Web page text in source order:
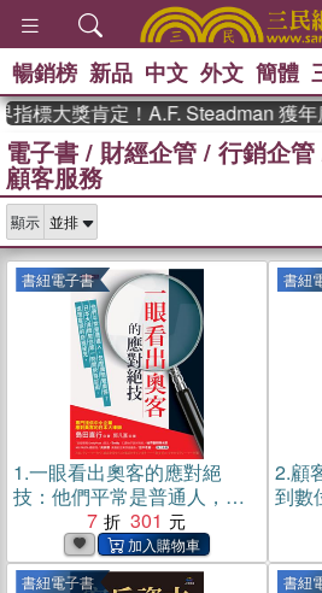
熱搜： 東
、
史是一群喵
登輝時代
偉大的迷
暢銷榜 新品 中文 外文 簡體
標大獎肯定！A.F. Steadman 獲年
電子書 / 財經企管 / 行銷企管
顧客服務
顯示
書紐電子書
1.一眼看出奧客的應對絕
技：他們平常是普通人，怎
麼瞬間變奧客？日本大律師
教你第一時間拆穿話術、處
理客訴的終極祕笈。(電子書)
7 301
書紐
2.顧
到數
度
書紐電子書 書紐